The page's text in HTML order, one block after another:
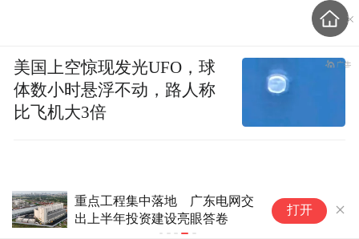
重点工程集中落地 广东电网交
出上半年投资建设亮眼答卷
打开
美国上空惊现发光UFO，球
体数小时悬浮不动，路人称
比飞机大3倍